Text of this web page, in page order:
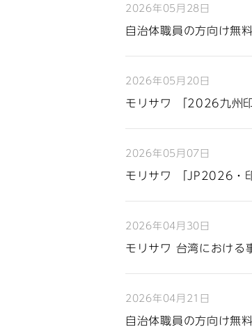
2026年05月28日
自治体職員の方向け無
2026年05月20日
モリサワ 「2026九州
2026年05月07日
モリサワ 「JP2026・
2026年04月30日
モリサワ 台湾におけ
2026年04月21日
自治体職員の方向け無